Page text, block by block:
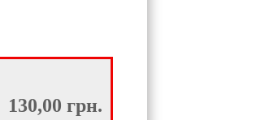
130,00 грн.